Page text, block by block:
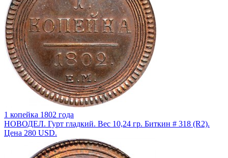
1 копейка 1802 года
НОВОДЕЛ. Гурт гладкий. Вес 10,24 гр. Биткин # 318 (R2).
Цена 280 USD.